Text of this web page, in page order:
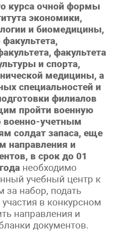
курса очной формы
экономики,
и биомедицины,
факультета
и спорта,
медицины, а
специальностей и
филиалов
пройти военную
военно-учетным
солдат запаса, еще
направления и
в срок до 01
необходимо
учебный центр к
за набор, подать
в конкурсном
направления и
документов.